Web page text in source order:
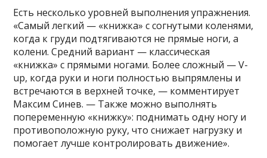
Есть несколько уровней выполнения упражнения.
«Самый легкий — «книжка» с согнутыми коленями,
когда к груди подтягиваются не прямые ноги, а
колени. Средний вариант — классическая
«книжка» с прямыми ногами. Более сложный — V-
up, когда руки и ноги полностью выпрямлены и
встречаются в верхней точке, — комментирует
Максим Синев. — Также можно выполнять
попеременную «книжку»: поднимать одну ногу и
противоположную руку, что снижает нагрузку и
помогает лучше контролировать движение».